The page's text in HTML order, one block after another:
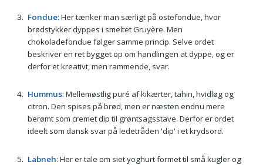
Fondue: Her tænker man særligt på ostefondue, hvor
brødstykker dyppes i smeltet Gruyère. Men
chokoladefondue følger samme princip. Selve ordet
beskriver en ret bygget op om handlingen at dyppe, og er
derfor et kreativt, men rammende, svar.
Hummus: Mellemøstlig puré af kikærter, tahin, hvidløg og
citron. Den spises på brød, men er næsten endnu mere
berømt som cremet dip til grøntsagsstave. Derfor er ordet
ideelt som dansk svar på ledetråden 'dip' i et krydsord.
Labneh: Her er tale om siet yoghurt formet til små kugler og